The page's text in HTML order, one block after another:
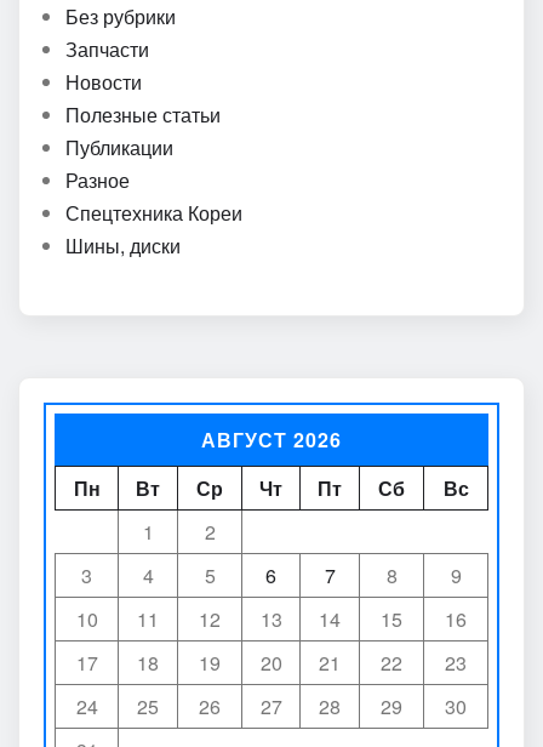
Без рубрики
Запчасти
Новости
Полезные статьи
Публикации
Разное
Спецтехника Кореи
Шины, диски
АВГУСТ 2026
Пн
Вт Ср Чт Пт Сб
Вс
1
2
3
4 5 6 7 8
9
10
11 12 13 14 15
16
17
18 19 20 21 22
23
24
25 26 27 28 29
30